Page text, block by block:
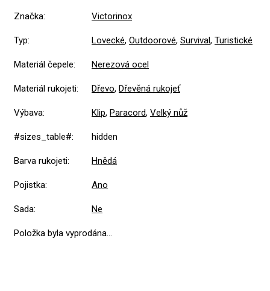
Značka: Victorinox
Typ: Lovecké, Outdoorové, Survival, Turistické
Materiál čepele: Nerezová ocel
Materiál rukojeti: Dřevo, Dřevěná rukojeť
Výbava: Klip, Paracord, Velký nůž
#sizes_table#: hidden
Barva rukojeti: Hnědá
Pojistka: Ano
Sada: Ne
Položka byla vyprodána…